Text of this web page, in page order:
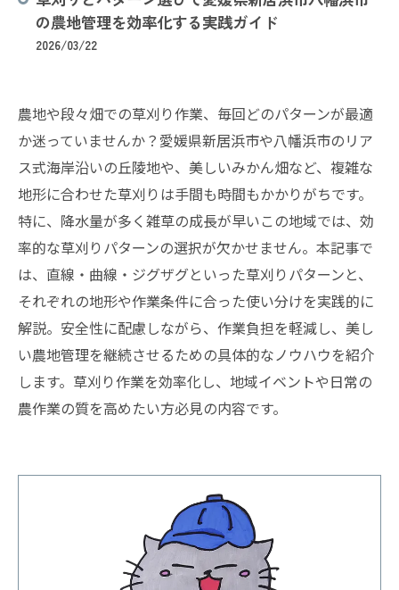
の農地管理を効率化する実践ガイド
2026/03/22
農地や段々畑での草刈り作業、毎回どのパターンが最適
か迷っていませんか？愛媛県新居浜市や八幡浜市のリア
ス式海岸沿いの丘陵地や、美しいみかん畑など、複雑な
地形に合わせた草刈りは手間も時間もかかりがちです。
特に、降水量が多く雑草の成長が早いこの地域では、効
率的な草刈りパターンの選択が欠かせません。本記事で
は、直線・曲線・ジグザグといった草刈りパターンと、
それぞれの地形や作業条件に合った使い分けを実践的に
解説。安全性に配慮しながら、作業負担を軽減し、美し
い農地管理を継続させるための具体的なノウハウを紹介
します。草刈り作業を効率化し、地域イベントや日常の
農作業の質を高めたい方必見の内容です。